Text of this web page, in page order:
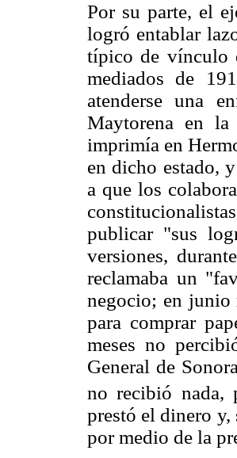
Por su parte, el
logró entablar
típico de vínculo
mediados de
atenderse una
Maytorena en
imprimía en
en dicho estado,
a que los
publicar "sus
versiones,
reclamaba un
negocio; en junio
para comprar
meses no
General de
no recibió nada,
prestó el dinero y,
por medio de la